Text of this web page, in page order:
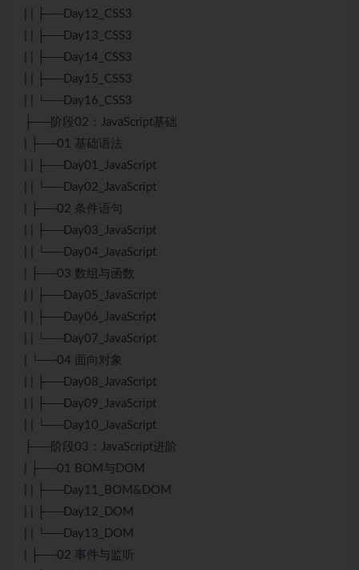
| | ├──Day12_CSS3
| | ├──Day13_CSS3
| | ├──Day14_CSS3
| | ├──Day15_CSS3
| | └──Day16_CSS3
├──阶段02： JavaScript基础
| ├──01 基础语法
| | ├──Day01_ JavaScript
| | └──Day02_ JavaScript
| ├──02 条件语句
| | ├──Day03_JavaScript
| | └──Day04_JavaScript
| ├──03 数组与函数
| | ├──Day05_JavaScript
| | ├──Day06_JavaScript
| | └──Day07_JavaScript
| └──04 面向对象
| | ├──Day08_JavaScript
| | ├──Day09_JavaScript
| | └──Day10_JavaScript
├──阶段03：JavaScript进阶
| ├──01 BOM与DOM
| | ├──Day11_BOM&DOM
| | ├──Day12_DOM
| | └──Day13_DOM
| ├──02 事件与监听